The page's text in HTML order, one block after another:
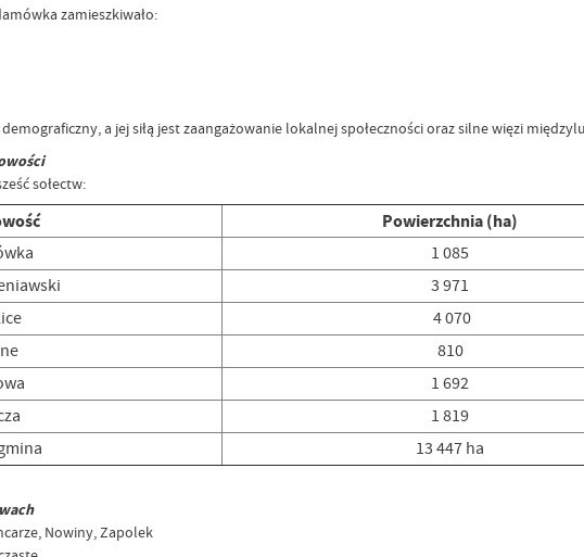
zamieszkiwało:
a jej siłą jest zaangażowanie lokalnej społeczności oraz silne więzi
sołectw:
Powierzchnia (ha)
1 085
3 971
4 070
810
1 692
1 819
13 447 ha
Nowiny, Zapolek